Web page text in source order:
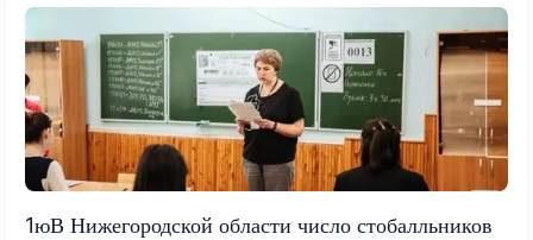
1юВ Нижегородской области число стобалльников